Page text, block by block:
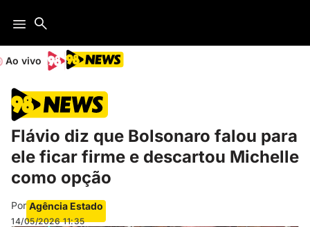
Ao vivo
Flávio diz que Bolsonaro falou para
ele ficar firme e descartou Michelle
como opção
Por Agência Estado
14/05/2026 11:35